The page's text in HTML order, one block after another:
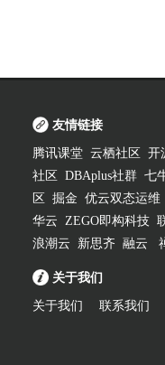
友情链接
腾讯课堂 云栖社区 开
社区
DBAplus社群 七
区
掘金 优云双态运维
华云 ZEGO即构科技
浪潮云
新思齐 融云
关于我们
关于我们 联系我们